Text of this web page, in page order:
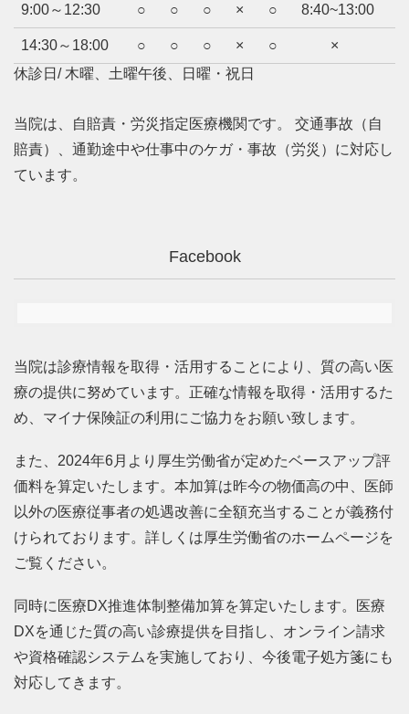
9:00～12:30 ○ ○ ○ × ○ 8:40~13:00
14:30～18:00 ○ ○ ○ × ○
×
休診日/ 木曜、土曜午後、日曜・祝日
当院は、自賠責・労災指定医療機関です。 交通事故（自
賠責）、通勤途中や仕事中のケガ・事故（労災）に対応し
ています。
Facebook
当院は診療情報を取得・活用することにより、質の高い医
療の提供に努めています。正確な情報を取得・活用するた
め、マイナ保険証の利用にご協力をお願い致します。
また、2024年6月より厚生労働省が定めたベースアップ評
価料を算定いたします。本加算は昨今の物価高の中、医師
以外の医療従事者の処遇改善に全額充当することが義務付
けられております。詳しくは厚生労働省のホームページを
ご覧ください。
同時に医療DX推進体制整備加算を算定いたします。医療
DXを通じた質の高い診療提供を目指し、オンライン請求
や資格確認システムを実施しており、今後電子処方箋にも
対応してきます。